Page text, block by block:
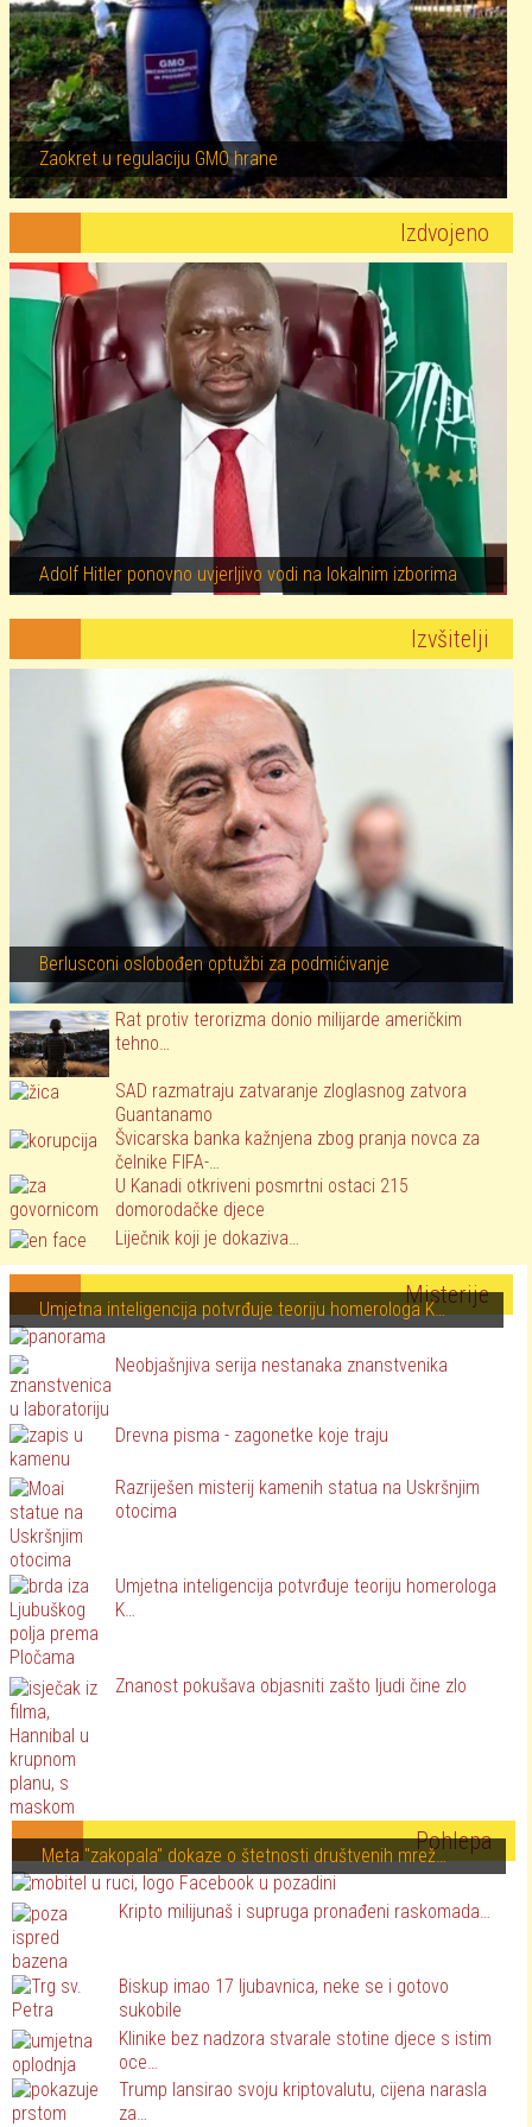
Zaokret u regulaciju GMO hrane
Izdvojeno
Image
Adolf Hitler ponovno uvjerljivo vodi na lokalnim izborima
Izvšitelji
Berlusconi oslobođen optužbi za podmićivanje
Rat protiv terorizma donio milijarde američkim
tehno…
SAD razmatraju zatvaranje zloglasnog zatvora
Guantanamo
Švicarska banka kažnjena zbog pranja novca za
čelnike FIFA-…
U Kanadi otkriveni posmrtni ostaci 215
domorodačke djece
Liječnik koji je dokaziva…
Misterije
Umjetna inteligencija potvrđuje teoriju homerologa K…
Neobjašnjiva serija nestanaka znanstvenika
Drevna pisma - zagonetke koje traju
Razriješen misterij kamenih statua na Uskršnjim
otocima
Umjetna inteligencija potvrđuje teoriju homerologa
K…
Znanost pokušava objasniti zašto ljudi čine zlo
Pohlepa
Meta "zakopala" dokaze o štetnosti društvenih mrež…
Kripto milijunaš i supruga pronađeni raskomada…
Biskup imao 17 ljubavnica, neke se i gotovo
sukobile
Klinike bez nadzora stvarale stotine djece s istim
oce…
Trump lansirao svoju kriptovalutu, cijena narasla
za…